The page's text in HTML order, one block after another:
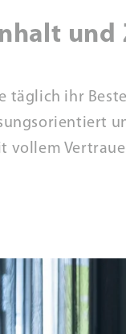
ihr
vollem